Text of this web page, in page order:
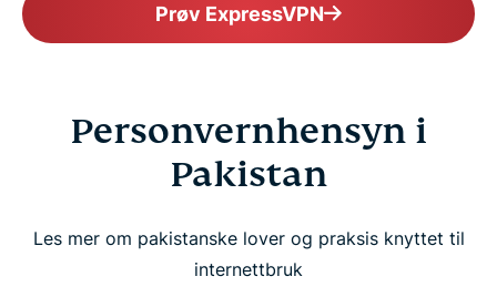
Prøv ExpressVPN
Personvernhensyn i
Pakistan
Les mer om pakistanske lover og praksis knyttet til
internettbruk